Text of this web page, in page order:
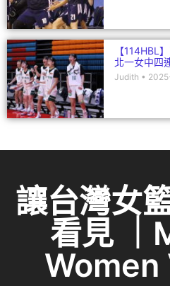
【114HBL
北一女中四
Judith
讓台灣女
看見 ｜